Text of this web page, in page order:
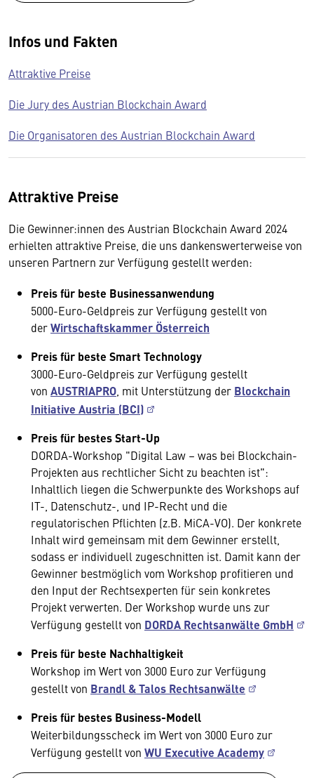
Infos und Fakten
Attraktive Preise
Die Jury des Austrian Blockchain Award
Die Organisatoren des Austrian Blockchain Award
Attraktive Preise
Die Gewinner:innen des Austrian Blockchain Award 2024
erhielten attraktive Preise, die uns dankenswerterweise von
unseren Partnern zur Verfügung gestellt werden:
Preis für beste Businessanwendung
5000-Euro-Geldpreis zur Verfügung gestellt von
derWirtschaftskammer Österreich
Preis für beste Smart Technology
3000-Euro-Geldpreis zur Verfügung gestellt
von AUSTRIAPRO , mit Unterstützung der Blockchain
Initiative Austria (BCI)
Preis für bestes Start-Up
DORDA-Workshop "Digital Law – was bei Blockchain-
Projekten aus rechtlicher Sicht zu beachten ist":
Inhaltlich liegen die Schwerpunkte des Workshops auf
IT-, Datenschutz-, und IP-Recht und die
regulatorischen Pflichten (z.B. MiCA-VO). Der konkrete
Inhalt wird gemeinsam mit dem Gewinner erstellt,
sodass er individuell zugeschnitten ist. Damit kann der
Gewinner bestmöglich vom Workshop profitieren und
den Input der Rechtsexperten für sein konkretes
Projekt verwerten. Der Workshop wurde uns zur
Verfügung gestellt von DORDA Rechtsanwälte GmbH
Preis für beste Nachhaltigkeit
Workshop im Wert von 3000 Euro zur Verfügung
gestellt von Brandl & Talos Rechtsanwälte
Preis für bestes Business-Modell
Weiterbildungsscheck im Wert von 3000 Euro zur
Verfügung gestellt von WU Executive Academy